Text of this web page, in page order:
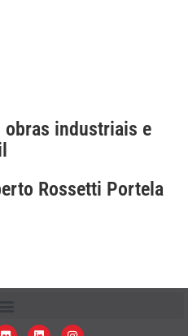
obras industriais e
Rossetti Portela